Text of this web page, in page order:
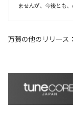
ませんが、今後とも、
万賀の他のリリース：